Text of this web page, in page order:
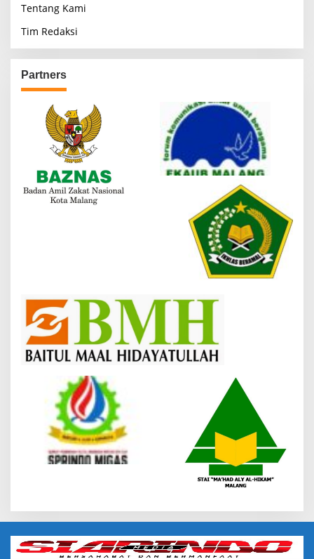
Tentang Kami
Tim Redaksi
Partners